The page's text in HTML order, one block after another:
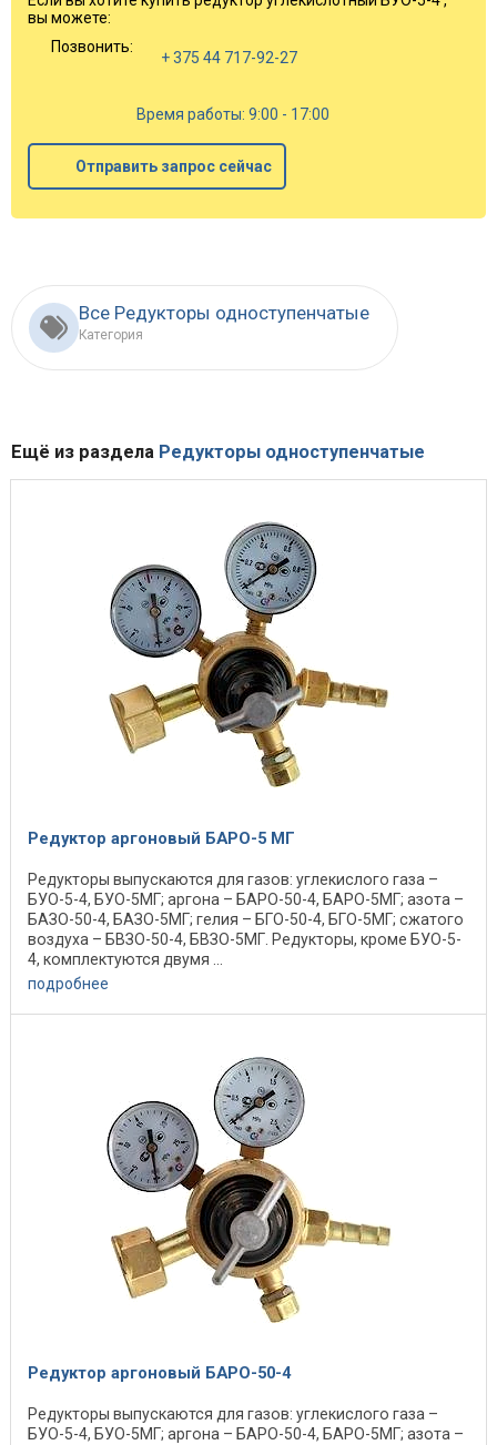
вы можете:
Позвонить:
+ 375 44 717-92-27
Время работы: 9:00 - 17:00
Отправить запрос сейчас
Все Редукторы одноступенчатые
Категория
Ещё из раздела Редукторы одноступенчатые
Редуктор аргоновый БАРО-5 МГ
Редукторы выпускаются для газов: углекислого газа –
БУО-5-4, БУО-5МГ; аргона – БАРО-50-4, БАРО-5МГ; азота –
БАЗО-50-4, БАЗО-5МГ; гелия – БГО-50-4, БГО-5МГ; сжатого
воздуха – БВЗО-50-4, БВЗО-5МГ. Редукторы, кроме БУО-5-
4, комплектуются двумя ...
подробнее
Редуктор аргоновый БАРО-50-4
Редукторы выпускаются для газов: углекислого газа –
БУО-5-4, БУО-5МГ; аргона – БАРО-50-4, БАРО-5МГ; азота –